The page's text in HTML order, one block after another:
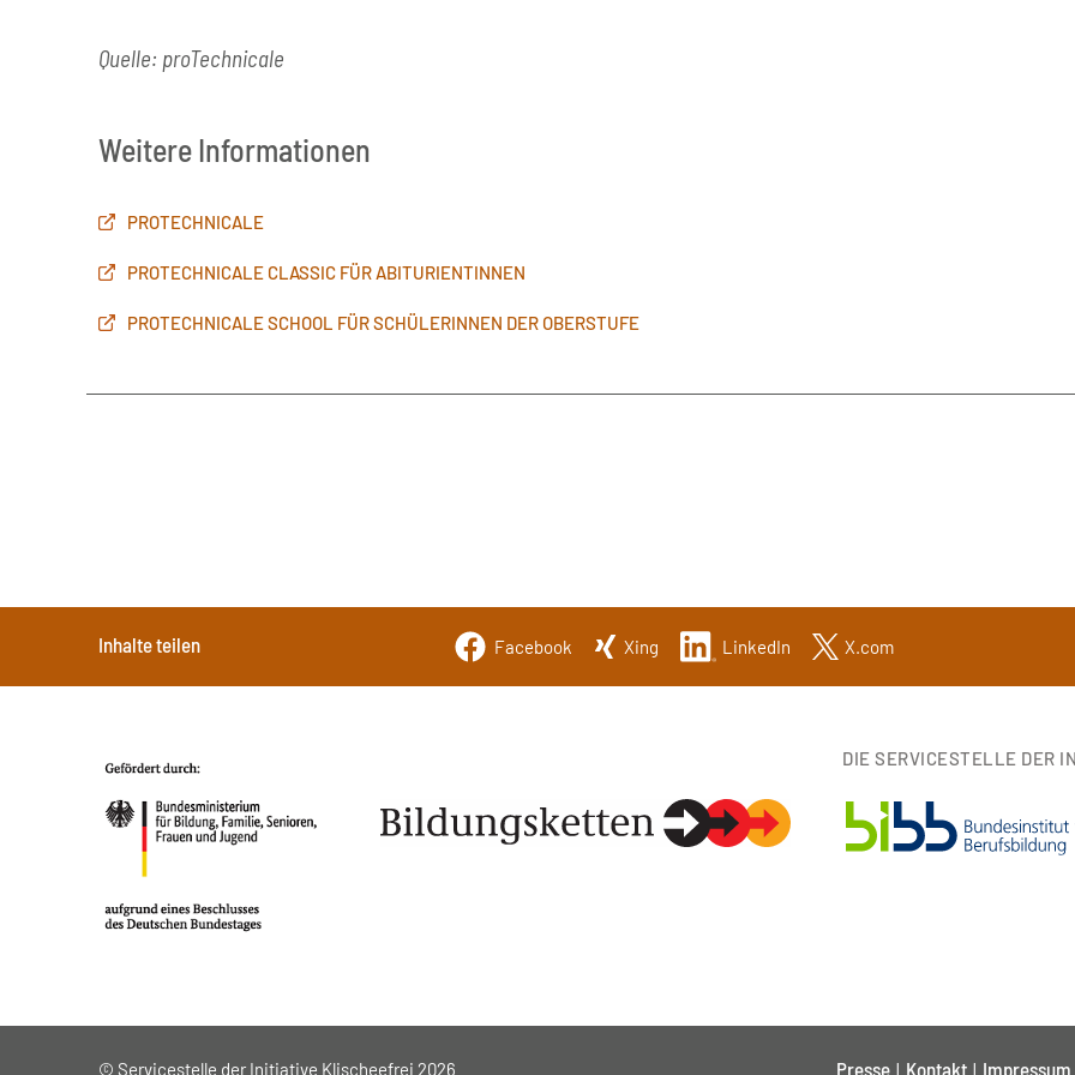
Quelle: proTechnicale
Weitere Informationen
PROTECHNICALE
PROTECHNICALE CLASSIC FÜR ABITURIENTINNEN
PROTECHNICALE SCHOOL FÜR SCHÜLERINNEN DER OBERSTUFE
Inhalte teilen Facebook Xing LinkedIn X.com
DIE SERVICESTELLE DER
© Servicestelle der Initiative Klischeefrei 2026 Presse Kontakt Impressum